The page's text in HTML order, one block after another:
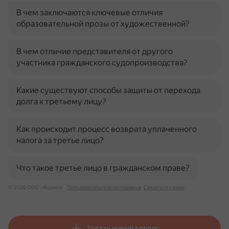
В чем заключаются ключевые отличия
образовательной прозы от художественной?
В чем отличие представителя от другого
участника гражданского судопроизводства?
Какие существуют способы защиты от перехода
долга к третьему лицу?
Как происходит процесс возврата уплаченного
налога за третье лицо?
Что такое третье лицо в гражданском праве?
© 2026 ООО «Яндекс» Пользовательское соглашение Связаться с нами